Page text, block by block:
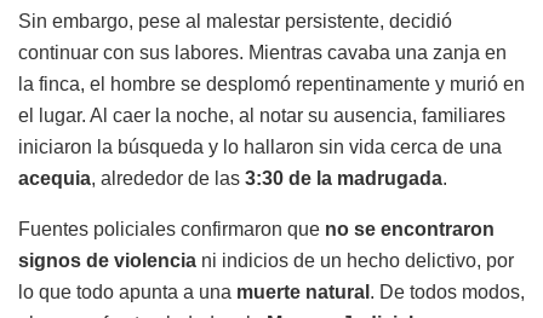
Sin embargo, pese al malestar persistente, decidió
continuar con sus labores. Mientras cavaba una zanja en
la finca, el hombre se desplomó repentinamente y murió en
el lugar. Al caer la noche, al notar su ausencia, familiares
iniciaron la búsqueda y lo hallaron sin vida cerca de una
acequia, alrededor de las 3:30 de la madrugada.
Fuentes policiales confirmaron que no se encontraron
signos de violencia ni indicios de un hecho delictivo, por
lo que todo apunta a una muerte natural . De todos modos,